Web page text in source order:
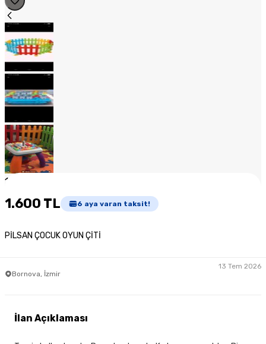
1
1.600 TL 6 aya varan taksit!
PİLSAN ÇOCUK OYUN ÇİTİ
Bornova, İzmir
13 Tem 2026
İlan Açıklaması